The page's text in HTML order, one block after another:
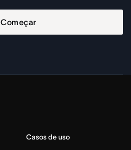
Começar
Casos de uso